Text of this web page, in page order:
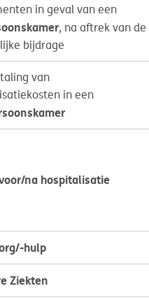
in geval van een
, na aftrek van de
bijdrage
van
in een
na hospitalisatie
hulp
Ziekten